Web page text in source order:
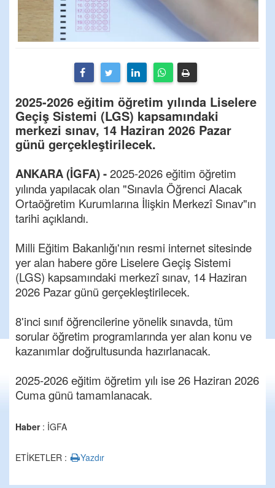
2025-2026 eğitim öğretim yılında Liselere
Geçiş Sistemi (LGS) kapsamındaki
merkezi sınav, 14 Haziran 2026 Pazar
günü gerçekleştirilecek.
ANKARA (İGFA) -2025-2026 eğitim öğretim
yılında yapılacak olan "Sınavla Öğrenci Alacak
Ortaöğretim Kurumlarına İlişkin Merkezî Sınav"ın
tarihi açıklandı.
Milli Eğitim Bakanlığı'nın resmi internet sitesinde
yer alan habere göre Liselere Geçiş Sistemi
(LGS) kapsamındaki merkezî sınav, 14 Haziran
2026 Pazar günü gerçekleştirilecek.
8'inci sınıf öğrencilerine yönelik sınavda, tüm
sorular öğretim programlarında yer alan konu ve
kazanımlar doğrultusunda hazırlanacak.
2025-2026 eğitim öğretim yılı ise 26 Haziran 2026
Cuma günü tamamlanacak.
Haber: İGFA
ETİKETLER : Yazdır